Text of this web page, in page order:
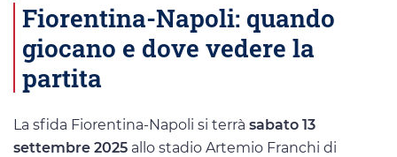
Fiorentina-Napoli: quando
giocano e dove vedere la
partita
La sfida Fiorentina-Napoli si terrà sabato 13
settembre 2025 allo stadio Artemio Franchi di